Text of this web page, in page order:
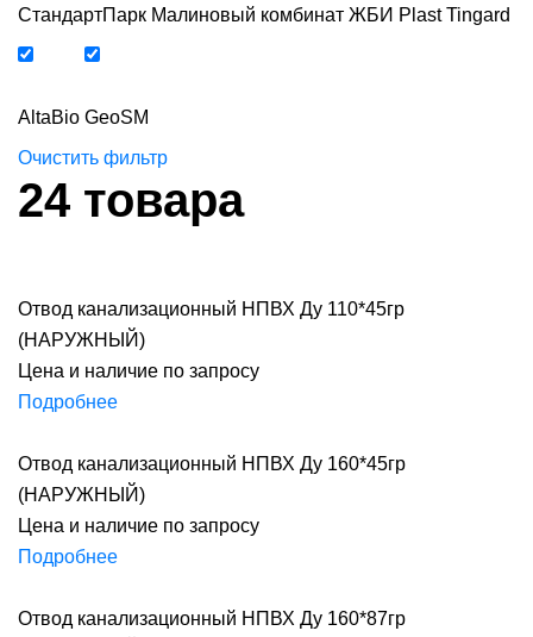
СтандартПарк Малиновый комбинат ЖБИ Plast Tingard
AltaBio GeoSM
Очистить фильтр
24 товара
Отвод канализационный НПВХ Ду 110*45гр
(НАРУЖНЫЙ)
Цена и наличие по запросу
Подробнее
Отвод канализационный НПВХ Ду 160*45гр
(НАРУЖНЫЙ)
Цена и наличие по запросу
Подробнее
Отвод канализационный НПВХ Ду 160*87гр